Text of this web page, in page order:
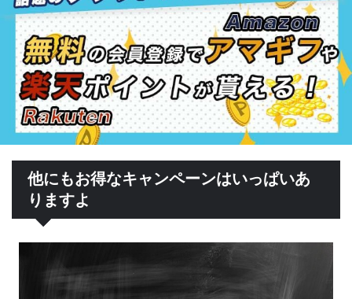
他にもお得なキャンペーンはいっぱいあ
りますよ